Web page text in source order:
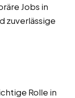
Jobs in
zuverlässige
Rolle in